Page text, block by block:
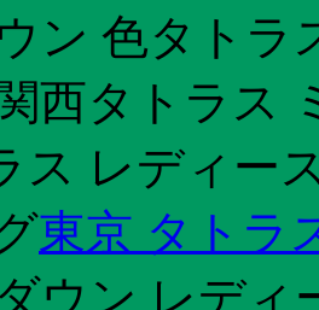
ン 色タト
西タトラス
ス レディー
東京 タトラ
ウン レデ